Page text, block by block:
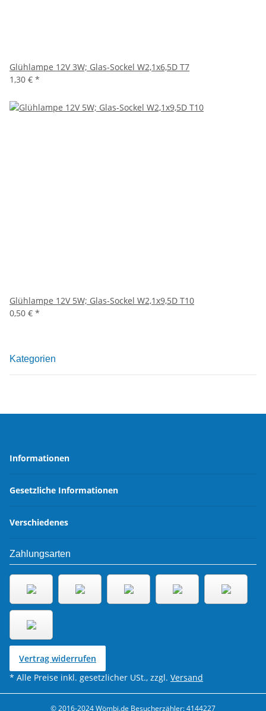
Glühlampe 12V 3W; Glas-Sockel W2,1x6,5D T7
1,30 € *
Glühlampe 12V 5W; Glas-Sockel W2,1x9,5D T10
0,50 € *
Kategorien
Informationen
Gesetzliche Informationen
Verschiedenes
Zahlungsarten
Vertrag widerrufen
* Alle Preise inkl. gesetzlicher USt., zzgl. Versand
© 2016-2024 Wömbi.de Besucherzähler: 4144227